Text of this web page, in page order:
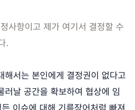
사항이고 제가 여기서 결정할 수
.
해서는 본인에게 결정권이 없다고
러날 공간을 확보하여 협상에 임
이슈에 대해 기름장어처럼 빠져